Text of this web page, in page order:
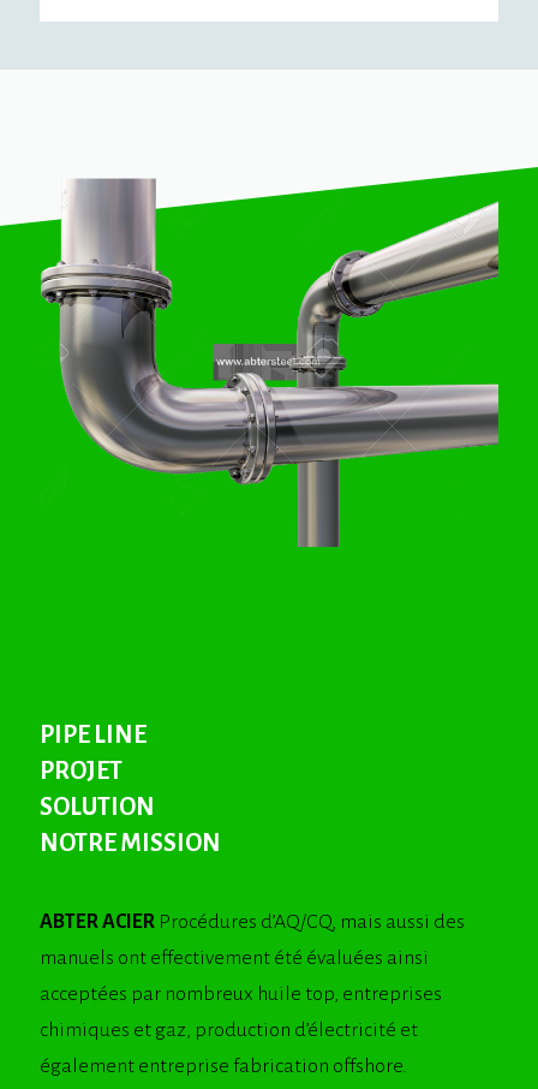
PIPE LINE
PROJET
SOLUTION
NOTRE MISSION
ABTER ACIER Procédures d’AQ/CQ, mais aussi des
manuels ont effectivement été évaluées ainsi
acceptées par nombreux huile top, entreprises
chimiques et gaz, production d’électricité et
également entreprise fabrication offshore.